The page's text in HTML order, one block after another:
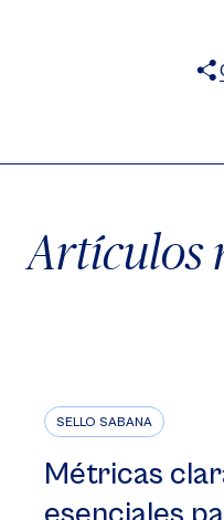
Artículos
SELLO SABANA
Métricas